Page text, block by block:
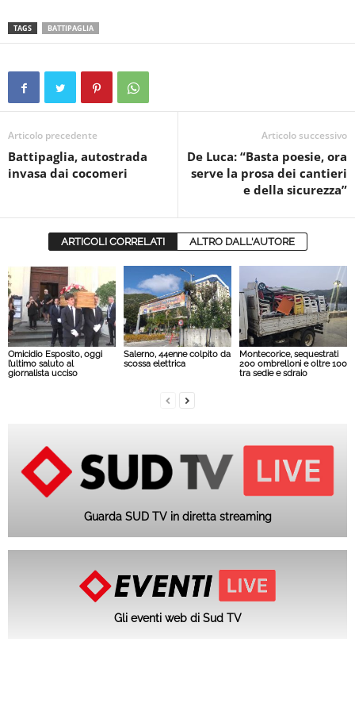
TAGS BATTIPAGLIA
Articolo precedente
Battipaglia, autostrada
invasa dai cocomeri
Articolo successivo
De Luca: “Basta poesie, ora
serve la prosa dei cantieri
e della sicurezza”
ARTICOLI CORRELATI ALTRO DALL'AUTORE
Omicidio Esposito, oggi
l’ultimo saluto al
giornalista ucciso
Salerno, 44enne colpito da
scossa elettrica
Montecorice, sequestrati
200 ombrelloni e oltre 100
tra sedie e sdraio
Guarda SUD TV in diretta streaming
Gli eventi web di Sud TV